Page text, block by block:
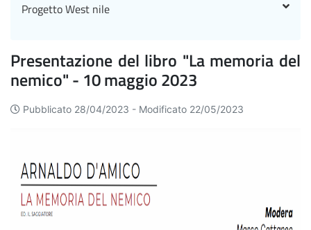
Presentazione del libro "La memoria del
nemico" - 10 maggio 2023
Pubblicato 28/04/2023 - Modificato 22/05/2023
Progetto West nile